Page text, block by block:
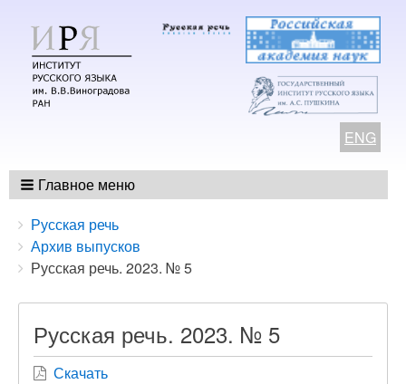
ENG
Главное меню
Breadcrumbs
You
are
here:
Русская речь
Архив выпусков
Русская речь. 2023. № 5
Русская речь. 2023. № 5
Скачать